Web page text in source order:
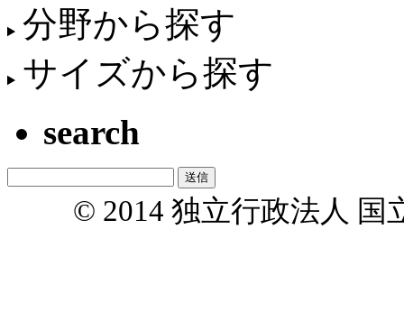
分野から探す
サイズから探す
search
© 2014 独立行政法人 国